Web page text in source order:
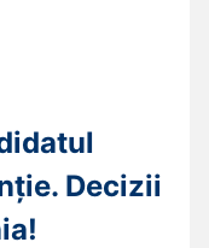
Decizii